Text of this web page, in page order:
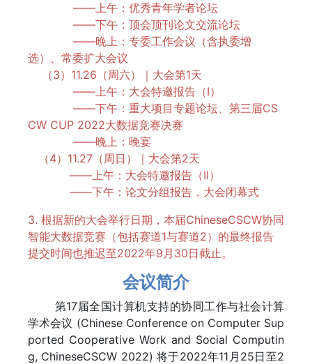
——上午：优秀青年学者论坛
——下午：顶会顶刊论文交流论坛
——晚上：专委工作会议（含执委增
选）、常委扩大会议
（3）11.26（周六）｜大会第1天
——上午：大会特邀报告（I）
——下午：重大项目专题论坛、第三届CS
CW CUP 2022大数据竞赛决赛
——晚上：晚宴
（4）11.27（周日）｜大会第2天
——上午：大会特邀报告（II）
——下午：论文分组报告，大会闭幕式
3. 根据新的大会举行日期，本届ChineseCSCW协同
智能大数据竞赛（包括赛道1与赛道2）的最终报告
提交时间也推迟至2022年9月30日截止。
会议简介
第17届全国计算机支持的协同工作与社会计算
学术会议 (Chinese Conference on Computer Sup
ported Cooperative Work and Social Computin
g, ChineseCSCW 2022) 将于2022年11月25日至2